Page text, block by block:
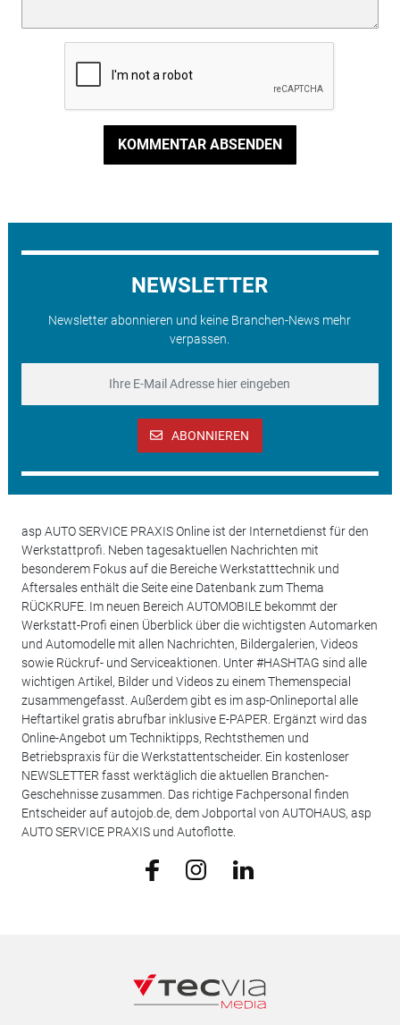
KOMMENTAR ABSENDEN
NEWSLETTER
Newsletter abonnieren und keine Branchen-News mehr
verpassen.
ABONNIEREN
asp AUTO SERVICE PRAXIS Online ist der Internetdienst für den
Werkstattprofi. Neben tagesaktuellen Nachrichten mit
besonderem Fokus auf die Bereiche Werkstatttechnik und
Aftersales enthält die Seite eine Datenbank zum Thema
RÜCKRUFE. Im neuen Bereich AUTOMOBILE bekommt der
Werkstatt-Profi einen Überblick über die wichtigsten Automarken
und Automodelle mit allen Nachrichten, Bildergalerien, Videos
sowie Rückruf- und Serviceaktionen. Unter #HASHTAG sind alle
wichtigen Artikel, Bilder und Videos zu einem Themenspecial
zusammengefasst. Außerdem gibt es im asp-Onlineportal alle
Heftartikel gratis abrufbar inklusive E-PAPER. Ergänzt wird das
Online-Angebot um Techniktipps, Rechtsthemen und
Betriebspraxis für die Werkstattentscheider. Ein kostenloser
NEWSLETTER fasst werktäglich die aktuellen Branchen-
Geschehnisse zusammen. Das richtige Fachpersonal finden
Entscheider auf autojob.de, dem Jobportal von AUTOHAUS, asp
AUTO SERVICE PRAXIS und Autoflotte.